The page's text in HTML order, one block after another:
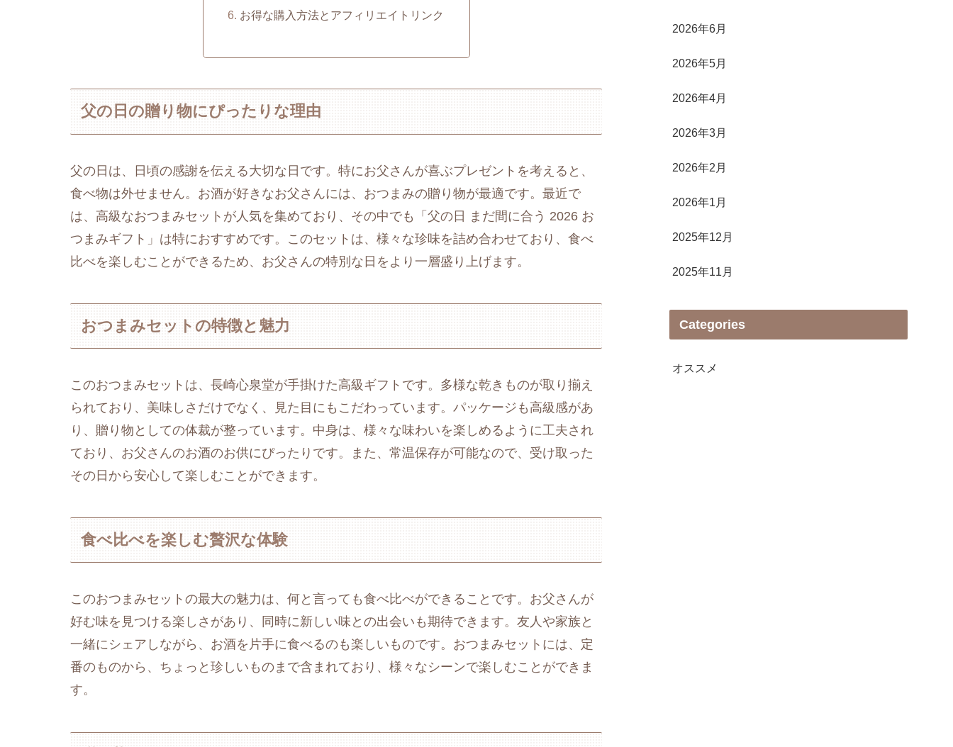
お得な購入方法とアフィリエイトリンク
父の日の贈り物にぴったりな理由
父の日は、日頃の感謝を伝える大切な日です。特にお父さんが喜ぶプレゼントを考えると、
食べ物は外せません。お酒が好きなお父さんには、おつまみの贈り物が最適です。最近で
は、高級なおつまみセットが人気を集めており、その中でも「父の日 まだ間に合う 2026 お
つまみギフト」は特におすすめです。このセットは、様々な珍味を詰め合わせており、食べ
比べを楽しむことができるため、お父さんの特別な日をより一層盛り上げます。
おつまみセットの特徴と魅力
このおつまみセットは、長崎心泉堂が手掛けた高級ギフトです。多様な乾きものが取り揃え
られており、美味しさだけでなく、見た目にもこだわっています。パッケージも高級感があ
り、贈り物としての体裁が整っています。中身は、様々な味わいを楽しめるように工夫され
ており、お父さんのお酒のお供にぴったりです。また、常温保存が可能なので、受け取った
その日から安心して楽しむことができます。
食べ比べを楽しむ贅沢な体験
このおつまみセットの最大の魅力は、何と言っても食べ比べができることです。お父さんが
好む味を見つける楽しさがあり、同時に新しい味との出会いも期待できます。友人や家族と
一緒にシェアしながら、お酒を片手に食べるのも楽しいものです。おつまみセットには、定
番のものから、ちょっと珍しいものまで含まれており、様々なシーンで楽しむことができま
す。
2026年6月
2026年5月
2026年4月
2026年3月
2026年2月
2026年1月
2025年12月
2025年11月
Categories
オススメ